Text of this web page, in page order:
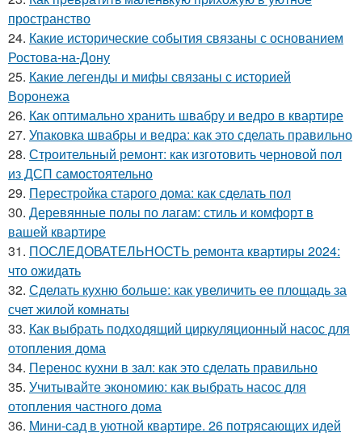
пространство
24. Какие исторические события связаны с основанием
Ростова-на-Дону
25. Какие легенды и мифы связаны с историей
Воронежа
26. Как оптимально хранить швабру и ведро в квартире
27. Упаковка швабры и ведра: как это сделать правильно
28. Строительный ремонт: как изготовить черновой пол
из ДСП самостоятельно
29. Перестройка старого дома: как сделать пол
30. Деревянные полы по лагам: стиль и комфорт в
вашей квартире
31. ПОСЛЕДОВАТЕЛЬНОСТЬ ремонта квартиры 2024:
что ожидать
32. Сделать кухню больше: как увеличить ее площадь за
счет жилой комнаты
33. Как выбрать подходящий циркуляционный насос для
отопления дома
34. Перенос кухни в зал: как это сделать правильно
35. Учитывайте экономию: как выбрать насос для
отопления частного дома
36. Мини-сад в уютной квартире. 26 потрясающих идей